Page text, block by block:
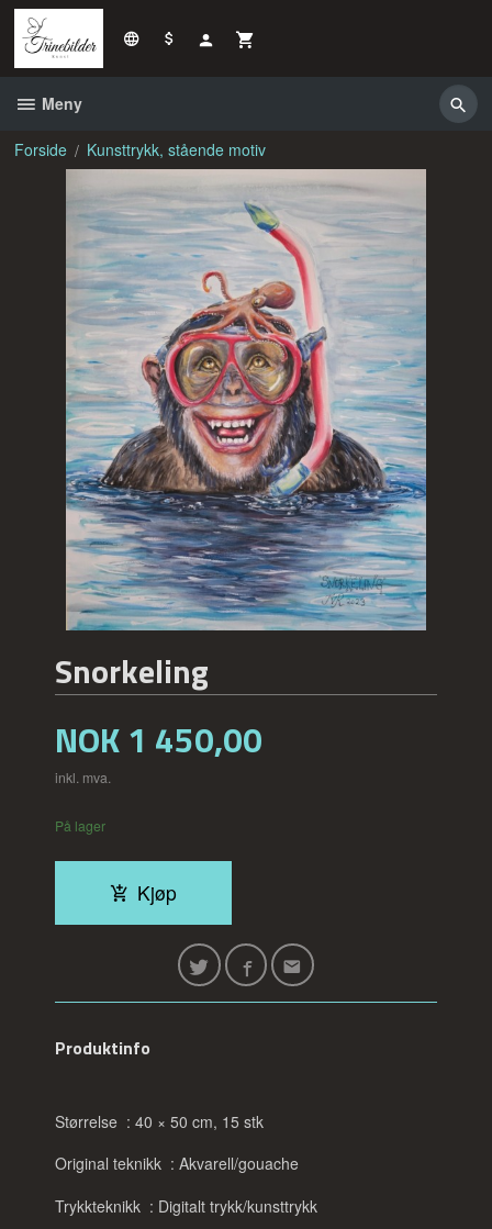
Gå
innholdet
Meny
Forside Kunsttrykk, stående motiv
Snorkeling
Pris
NOK1 450,00
inkl. mva.
På lager
Kjøp
Produktinfo
Størrelse : 40 × 50 cm, 15 stk
Original teknikk : Akvarell/gouache
Trykkteknikk : Digitalt trykk/kunsttrykk